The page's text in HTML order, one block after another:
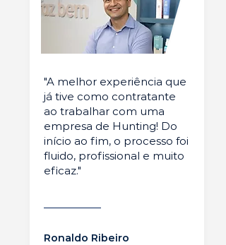
"A melhor experiência que
já tive como contratante
ao trabalhar com uma
empresa de Hunting! Do
início ao fim, o processo foi
fluido, profissional e muito
eficaz."
Ronaldo Ribeiro